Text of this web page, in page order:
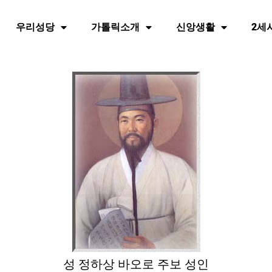
우리성당 가톨릭소개 신앙생활 2세
성 정하상 바오로 주보 성인